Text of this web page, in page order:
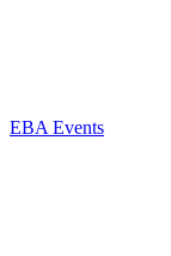
EBA Events